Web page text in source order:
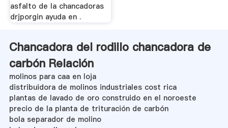
asfalto de la chancadoras
drjporgin ayuda en .
Chancadora del rodillo chancadora de
carbón Relación
molinos para caa en loja
distribuidora de molinos industriales cost rica
plantas de lavado de oro construido en el noroeste
precio de la planta de trituración de carbón
bola separador de molino